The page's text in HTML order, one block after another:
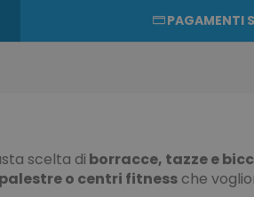
PAGAMENTI
scelta di borracce, tazze e
o centri fitness che